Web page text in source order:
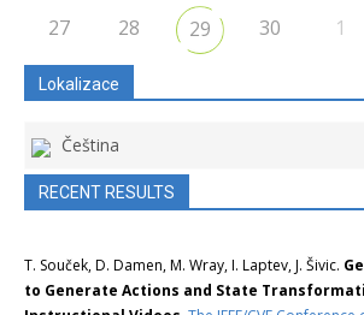
27 28 29 30 1
Lokalizace
Čeština
RECENT RESULTS
T. Souček, D. Damen, M. Wray, I. Laptev, J. Šivic.
to Generate Actions and State